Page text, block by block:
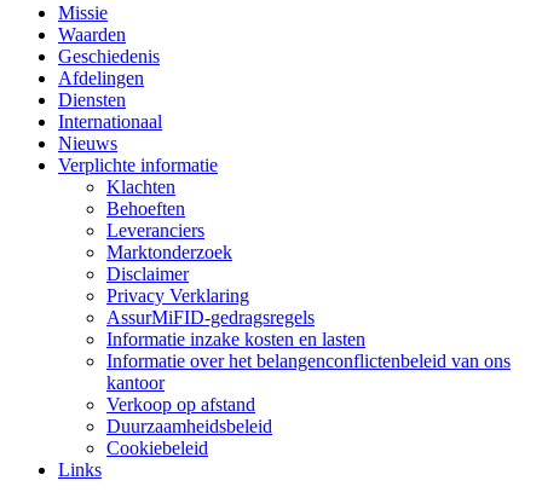
Missie
Waarden
Geschiedenis
Afdelingen
Diensten
Internationaal
Nieuws
Verplichte informatie
Klachten
Behoeften
Leveranciers
Marktonderzoek
Disclaimer
Privacy Verklaring
AssurMiFID-gedragsregels
Informatie inzake kosten en lasten
Informatie over het belangenconflictenbeleid van ons
kantoor
Verkoop op afstand
Duurzaamheidsbeleid
Cookiebeleid
Links